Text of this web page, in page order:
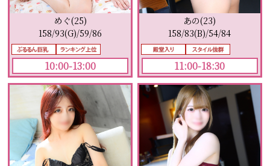
めぐ(25)
158/93(G)/59/86
10:00-13:00
あの(23)
158/83(B)/54/84
11:00-18:30